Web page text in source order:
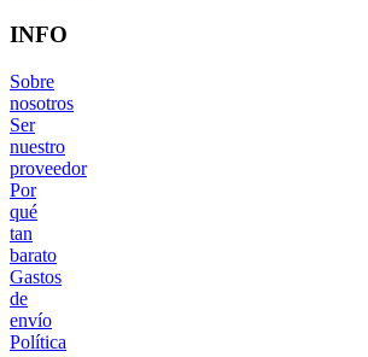
INFO
Sobre
nosotros
Ser
nuestro
proveedor
Por
qué
tan
barato
Gastos
de
envío
Política